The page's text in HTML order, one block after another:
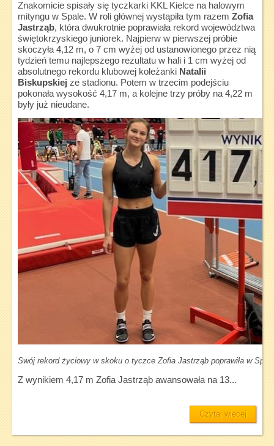
Znakomicie spisały się tyczkarki KKL Kielce na halowym
mityngu w Spale. W roli głównej wystąpiła tym razem Zofia
Jastrząb, która dwukrotnie poprawiała rekord województwa
świętokrzyskiego juniorek. Najpierw w pierwszej próbie
skoczyła 4,12 m, o 7 cm wyżej od ustanowionego przez nią
tydzień temu najlepszego rezultatu w hali i 1 cm wyżej od
absolutnego rekordu klubowej koleżanki Natalii
Biskupskiej ze stadionu. Potem w trzecim podejściu
pokonała wysokość 4,17 m, a kolejne trzy próby na 4,22 m
były już nieudane.
Swój rekord życiowy w skoku o tyczce Zofia Jastrząb poprawiła w
Z wynikiem 4,17 m Zofia Jastrząb awansowała na 13...
Czytaj więcej